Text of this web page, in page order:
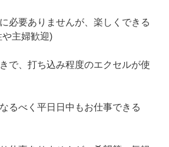
必要ありませんが、楽しくできる
主婦歓迎)
で、打ち込み程度のエクセルが使
るべく平日日中もお仕事できる